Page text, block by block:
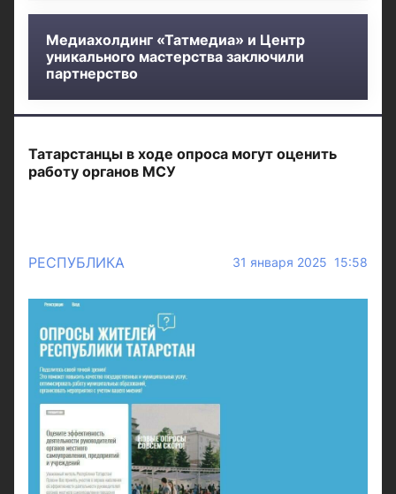
Медиахолдинг «Татмедиа» и Центр
уникального мастерства заключили
партнерство
Татарстанцы в ходе опроса могут оценить
работу органов МСУ
РЕСПУБЛИКА 31 января 2025 15:58